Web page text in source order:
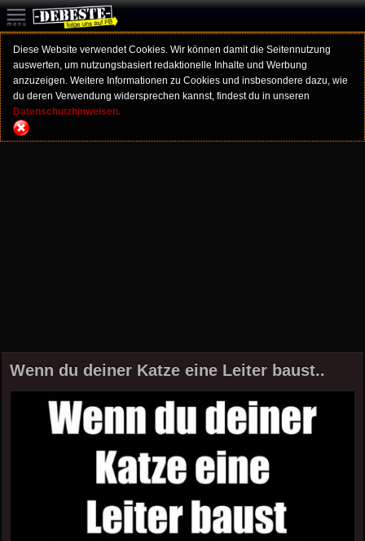
Diese Website verwendet Cookies. Wir können damit die Seitennutzung
auswerten, um nutzungsbasiert redaktionelle Inhalte und Werbung
anzuzeigen. Weitere Informationen zu Cookies und insbesondere dazu, wie
du deren Verwendung widersprechen kannst, findest du in unseren
Datenschutzhinweisen.
Wenn du deiner Katze eine Leiter baust..